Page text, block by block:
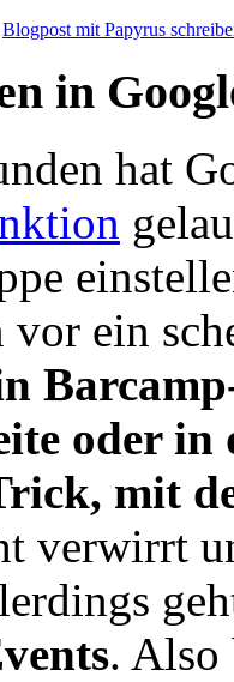
Blogpost mit Papyrus
in
hat
vor ein
oder
mit
verwirrt
. Also